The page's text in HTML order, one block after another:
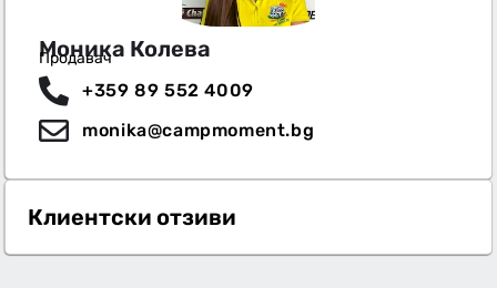
Моника Колева
Продавач
+359 89 552 4009
monika@campmoment.bg
Клиентски отзиви